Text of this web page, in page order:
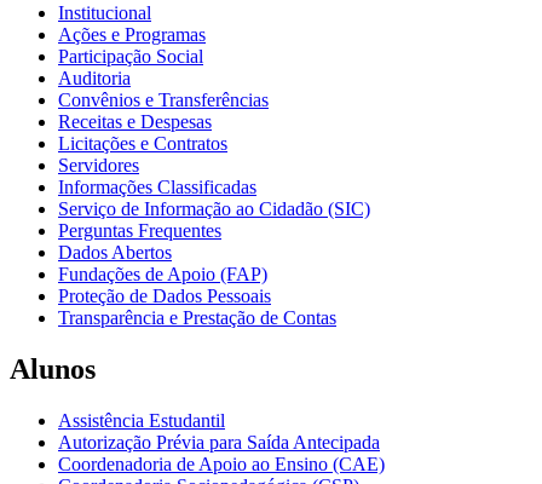
Institucional
Ações e Programas
Participação Social
Auditoria
Convênios e Transferências
Receitas e Despesas
Licitações e Contratos
Servidores
Informações Classificadas
Serviço de Informação ao Cidadão (SIC)
Perguntas Frequentes
Dados Abertos
Fundações de Apoio (FAP)
Proteção de Dados Pessoais
Transparência e Prestação de Contas
Alunos
Assistência Estudantil
Autorização Prévia para Saída Antecipada
Coordenadoria de Apoio ao Ensino (CAE)